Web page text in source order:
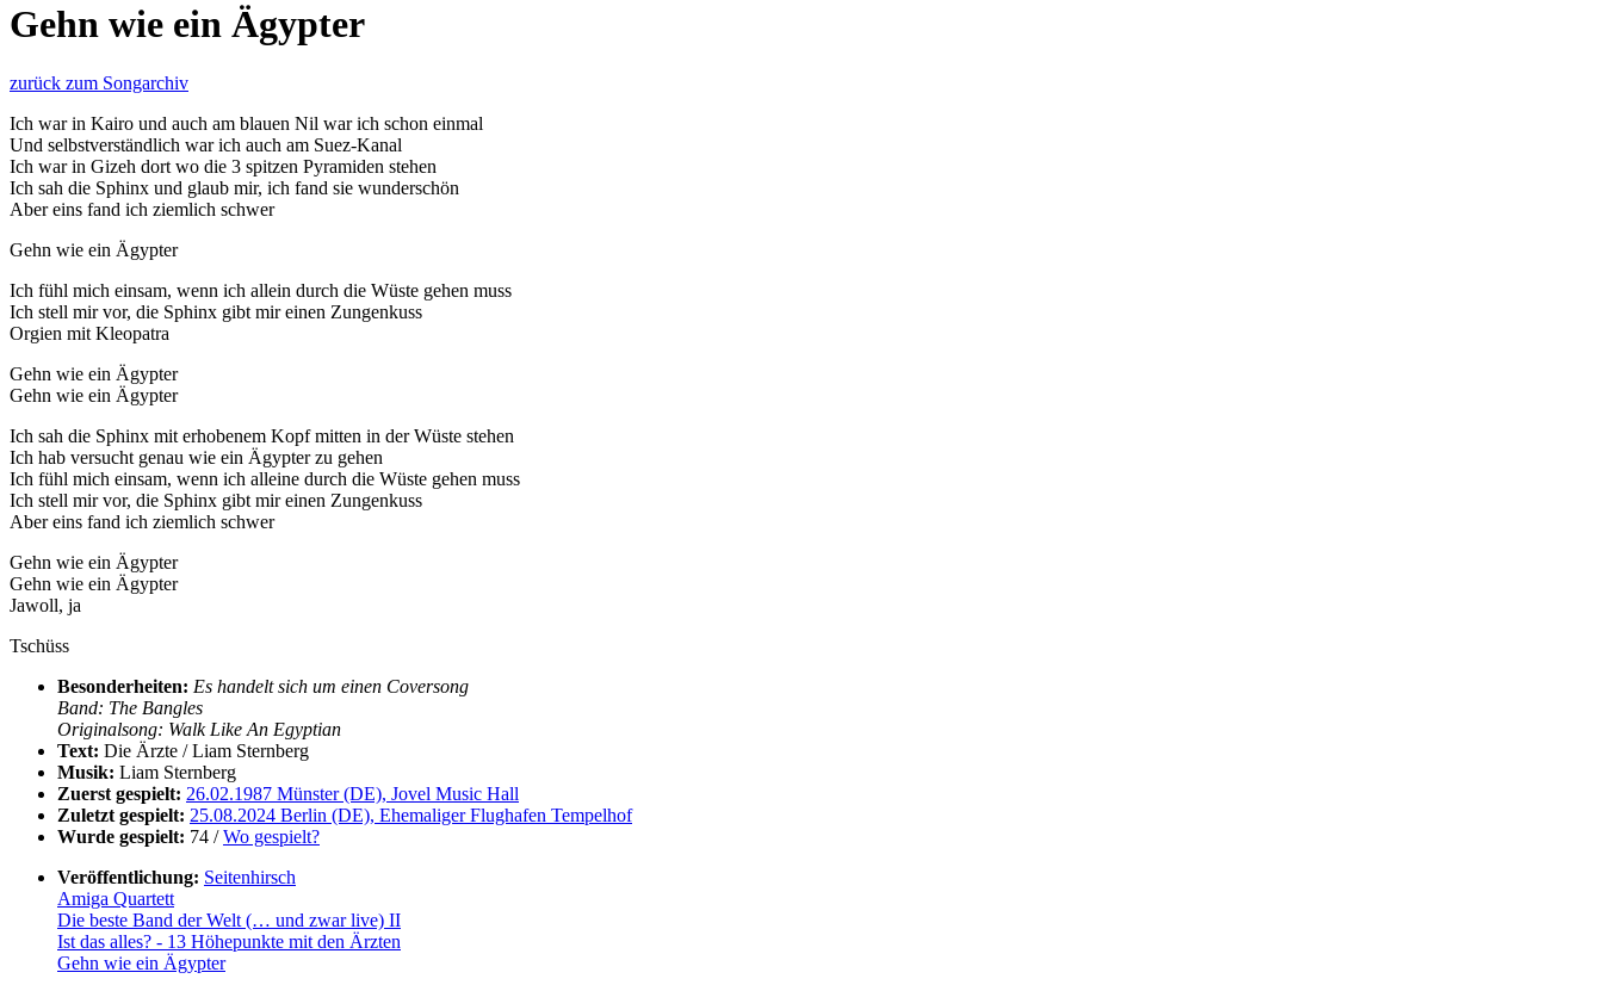
Gehn wie ein Ägypter
zurück zum Songarchiv
Ich war in Kairo und auch am blauen Nil war ich schon einmal
Und selbstverständlich war ich auch am Suez-Kanal
Ich war in Gizeh dort wo die 3 spitzen Pyramiden stehen
Ich sah die Sphinx und glaub mir, ich fand sie wunderschön
Aber eins fand ich ziemlich schwer
Gehn wie ein Ägypter
Ich fühl mich einsam, wenn ich allein durch die Wüste gehen muss
Ich stell mir vor, die Sphinx gibt mir einen Zungenkuss
Orgien mit Kleopatra
Gehn wie ein Ägypter
Gehn wie ein Ägypter
Ich sah die Sphinx mit erhobenem Kopf mitten in der Wüste stehen
Ich hab versucht genau wie ein Ägypter zu gehen
Ich fühl mich einsam, wenn ich alleine durch die Wüste gehen muss
Ich stell mir vor, die Sphinx gibt mir einen Zungenkuss
Aber eins fand ich ziemlich schwer
Gehn wie ein Ägypter
Gehn wie ein Ägypter
Jawoll, ja
Tschüss
Besonderheiten: Es handelt sich um einen Coversong
Band: The Bangles
Originalsong: Walk Like An Egyptian
Text: Die Ärzte / Liam Sternberg
Musik: Liam Sternberg
Zuerst gespielt: 26.02.1987 Münster (DE), Jovel Music Hall
Zuletzt gespielt: 25.08.2024 Berlin (DE), Ehemaliger Flughafen Tempelhof
Wurde gespielt: 74 /Wo gespielt?
Veröffentlichung: Seitenhirsch
Amiga Quartett
Die beste Band der Welt (… und zwar live) II
Ist das alles? - 13 Höhepunkte mit den Ärzten
Gehn wie ein Ägypter